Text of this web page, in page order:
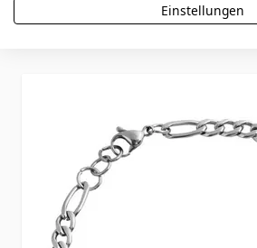
WeitereEinstellungen